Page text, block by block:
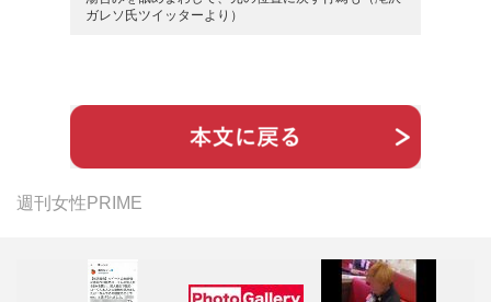
ガレソ氏ツイッターより）
週刊女性PRIME